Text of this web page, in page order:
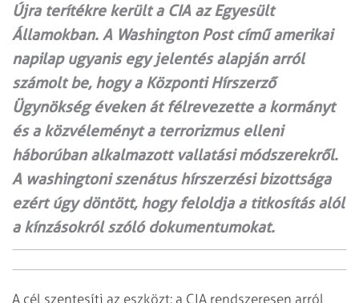
Újra terítékre került a CIA az Egyesült
Államokban. A Washington Post című amerikai
napilap ugyanis egy jelentés alapján arról
számolt be, hogy a Központi Hírszerző
Ügynökség éveken át félrevezette a kormányt
és a közvéleményt a terrorizmus elleni
háborúban alkalmazott vallatási módszerekről.
A washingtoni szenátus hírszerzési bizottsága
ezért úgy döntött, hogy feloldja a titkosítás alól
a kínzásokról szóló dokumentumokat.
A cél szentesíti az eszközt: a CIA rendszeresen arról